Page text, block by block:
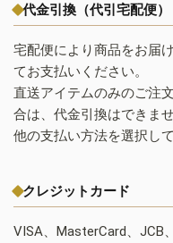
代金引換（代引宅配便）
宅配便により商品をお届
てお支払いください。
直送アイテムのみのご注
合は、代金引換はできませ
他の支払い方法を選択し
クレジットカード
VISA、MasterCard、JCB